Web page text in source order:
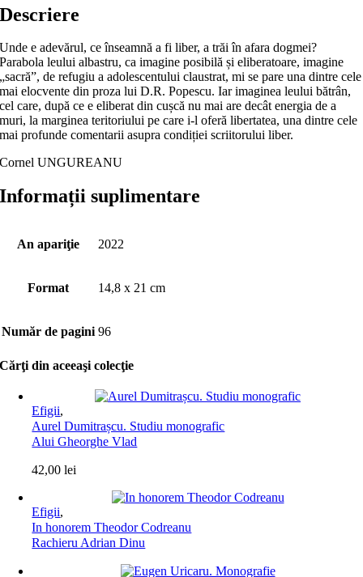
Descriere
Unde e adevărul, ce înseamnă a fi liber, a trăi în afara dogmei?
Parabola leului albas­tru, ca imagine posibilă și elibe­ratoare, imagine
„sacră”, de refugiu a adolescentului claustrat, mi se pare una dintre cele
mai elocvente din proza lui D.R. Po­pescu. Iar imaginea leului bătrân,
cel care, după ce e eliberat din cușcă nu mai are decât energia de a
muri, la marginea teri­toriului pe care i-l oferă libertatea, una dintre cele
mai profunde comentarii asupra condiției scriitorului liber.
Cornel UNGUREANU
Informații suplimentare
An apariţie 2022
Format 14,8 x 21 cm
Număr de pagini 96
Cărţi din aceeaşi colecţie
Efigii,
Aurel Dumitrașcu. Studiu monografic
Alui Gheorghe Vlad
42,00lei
Efigii,
In honorem Theodor Codreanu
Rachieru Adrian Dinu